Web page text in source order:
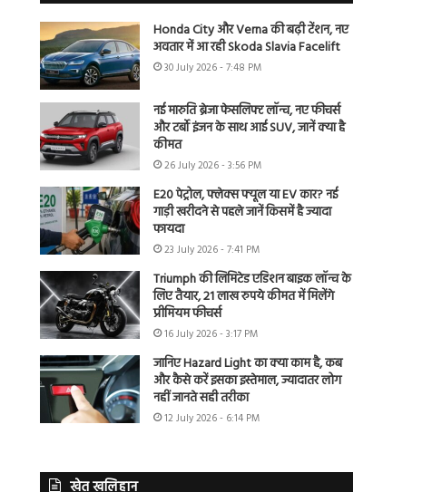
Honda City और Verna की बढ़ी टेंशन, नए
अवतार में आ रही Skoda Slavia Facelift
30 July 2026 - 7:48 PM
नई मारुति ब्रेजा फेसलिफ्ट लॉन्च, नए फीचर्स
और टर्बो इंजन के साथ आई SUV, जानें क्या है
कीमत
26 July 2026 - 3:56 PM
E20 पेट्रोल, फ्लेक्स फ्यूल या EV कार? नई
गाड़ी खरीदने से पहले जानें किसमें है ज्यादा
फायदा
23 July 2026 - 7:41 PM
Triumph की लिमिटेड एडिशन बाइक लॉन्च के
लिए तैयार, 21 लाख रुपये कीमत में मिलेंगे
प्रीमियम फीचर्स
16 July 2026 - 3:17 PM
जानिए Hazard Light का क्या काम है, कब
और कैसे करें इसका इस्तेमाल, ज्यादातर लोग
नहीं जानते सही तरीका
12 July 2026 - 6:14 PM